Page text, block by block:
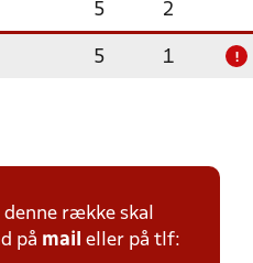
5 2
5 1 !
række skal
på mail eller på tlf: